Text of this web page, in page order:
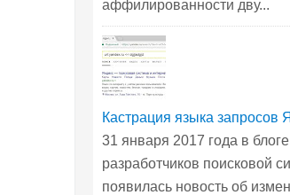
аффилированности дву...
Кастрация языка запросов
31 января 2017 года в блоге
разработчиков поисковой
появилась новость об